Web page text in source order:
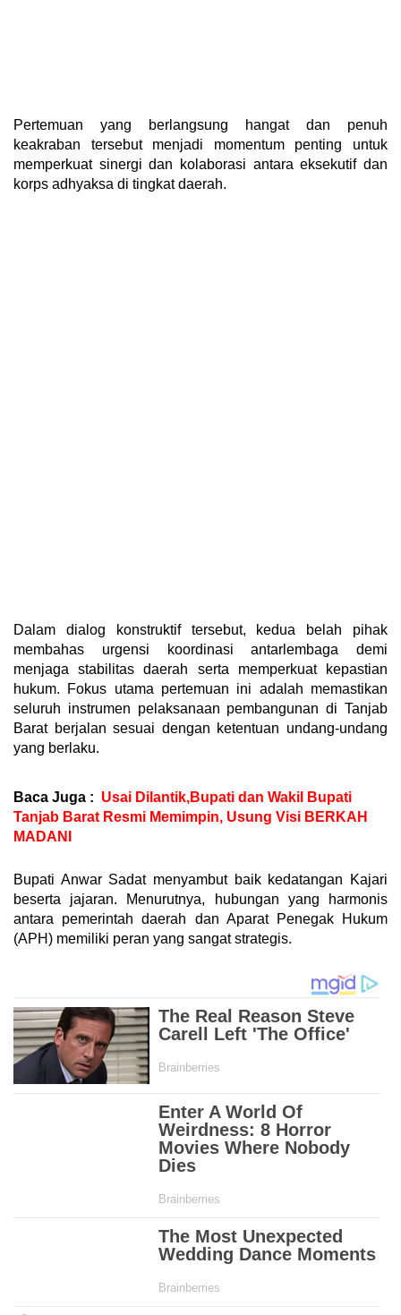
Pertemuan yang berlangsung hangat dan penuh
keakraban tersebut menjadi momentum penting untuk
memperkuat sinergi dan kolaborasi antara eksekutif dan
korps adhyaksa di tingkat daerah.
Dalam dialog konstruktif tersebut, kedua belah pihak
membahas urgensi koordinasi antarlembaga demi
menjaga stabilitas daerah serta memperkuat kepastian
hukum. Fokus utama pertemuan ini adalah memastikan
seluruh instrumen pelaksanaan pembangunan di Tanjab
Barat berjalan sesuai dengan ketentuan undang-undang
yang berlaku.
Baca Juga : Usai Dilantik,Bupati dan Wakil Bupati
Tanjab Barat Resmi Memimpin, Usung Visi BERKAH
MADANI
Bupati Anwar Sadat menyambut baik kedatangan Kajari
beserta jajaran. Menurutnya, hubungan yang harmonis
antara pemerintah daerah dan Aparat Penegak Hukum
(APH) memiliki peran yang sangat strategis.